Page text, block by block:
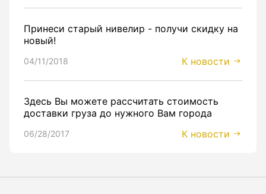
Принеси старый нивелир - получи скидку на
новый!
04/11/2018 К новости
Здесь Вы можете рассчитать стоимость
доставки груза до нужного Вам города
06/28/2017 К новости